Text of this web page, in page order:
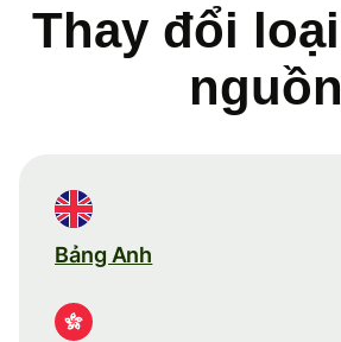
Thay đổi
nguồn
Bảng Anh